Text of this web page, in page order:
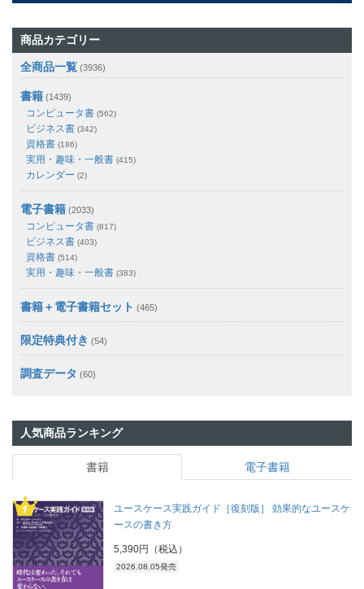
商品カテゴリー
全商品一覧 (3936)
書籍 (1439)
コンピュータ書 (562)
ビジネス書 (342)
資格書 (186)
実用・趣味・一般書 (415)
カレンダー (2)
電子書籍 (2033)
コンピュータ書 (817)
ビジネス書 (403)
資格書 (514)
実用・趣味・一般書 (383)
書籍＋電子書籍セット (465)
限定特典付き (54)
調査データ (60)
人気商品ランキング
書籍 電子書籍
ユースケース実践ガイド［復刻版］ 効果的なユースケ
ースの書き方
5,390円（税込）
2026.08.05発売